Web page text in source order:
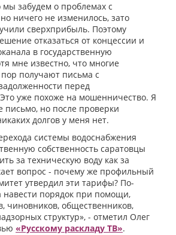
забудем о проблемах с
ничего не изменилось, зато
сверхприбыль. Поэтому
отказаться от концессии и
в государственную
мне известно, что многие
получают письма с
перед
уже похоже на мошенничество. Я
письмо, но после проверки
долгов у меня нет.
системы водоснабжения
собственность саратовцы
за техническую воду как за
вопрос - почему же профильный
утвердил эти тарифы? По-
навести порядок при помощи,
чиновников, общественников,
структур», - отметил Олег
«Русскому раскладу ТВ».